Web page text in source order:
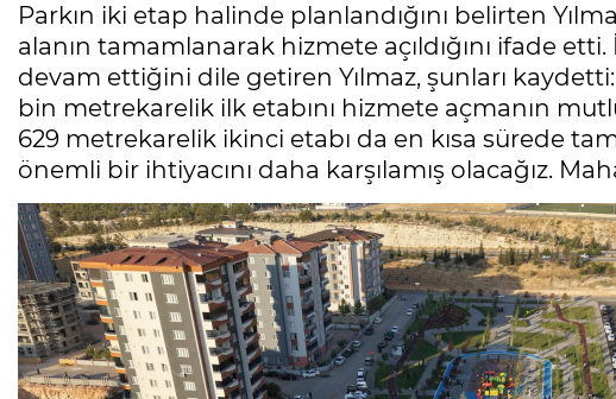
Parkın iki etap halinde planlandığını belirten
alanın tamamlanarak hizmete açıldığını ifade etti.
devam ettiğini dile getiren Yılmaz, şunları
bin metrekarelik ilk etabını hizmete açmanın
629 metrekarelik ikinci etabı da en kısa sürede
önemli bir ihtiyacını daha karşılamış olacağız.